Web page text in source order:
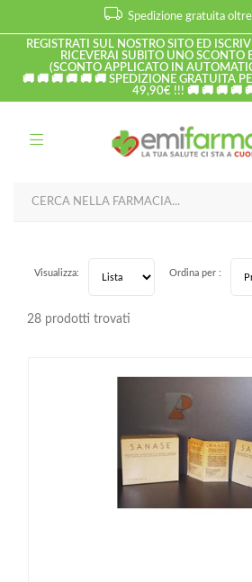
Spedizione gratuita
REGISTRATI SUL NOSTRO SITO ED
RICEVERAI SUBITO UNO SCONTO
(SCONTO APPLICATO IN
🚚 🚚 🚚 🚚 🚚 🚚 SPEDIZIONE GRATUITA
49,90€ !!! 🚚 🚚 🚚 🚚
28 prodotti trovati
Visualizza: Ordina per :